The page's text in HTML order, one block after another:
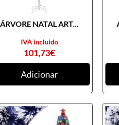
ÁRVORE NATAL ART...
101,73€
IVA incluido
Adicionar